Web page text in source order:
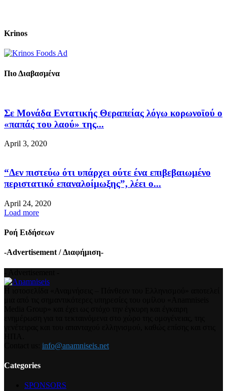
Krinos
Πιο Διαβασμένα
Σε Μονάδα Εντατικής Θεραπείας λόγω κορωνοϊού ο
«παπάς του λαού» της...
April 3, 2020
“Δεν πιστεύω ότι υπάρχει ούτε ένα επιβεβαιωμένο
περιστατικό επαναλοίμωξης”, λέει ο...
April 24, 2020
Load more
Ροή Ειδήσεων
-Advertisement / Διαφήμιση-
info@anamniseis.net
Categories
SPONSORS